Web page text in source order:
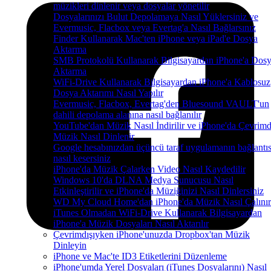
müzikleri dinlenir veya dosyalar yönetilir
Dosyalarınızı Bulut Depolamaya Nasıl Yüklersiniz ve
Evermusic, Flacbox veya Evertag'a Nasıl Bağlarsınız
Finder Kullanarak Mac'ten iPhone veya iPad'e Dosya
Aktarma
SMB Protokolü Kullanarak Bilgisayardan iPhone'a
Aktarma
WiFi-Drive Kullanarak Bilgisayardan iPhone'a Kablosuz
Dosya Aktarımı Nasıl Yapılır
Evermusic, Flacbox, Evertag'den Bluesound VAULT'un
dahili depolama alanına nasıl bağlanılır
YouTube'dan Müzik Nasıl İndirilir ve iPhone'da
Müzik Nasıl Dinlenir
Google hesabınızdan üçüncü taraf uygulamanın
nasıl kesersiniz
iPhone'da Müzik Çalarken Video Nasıl Kaydedilir
Windows 10'da DLNA Medya Sunucusu Nasıl
Etkinleştirilir ve iPhone'da Müziğinizi Nasıl Dinlersiniz
WD My Cloud Home'dan iPhone'da Müzik Nasıl Çalınır
iTunes Olmadan WiFi-Drive Kullanarak Bilgisayardan
iPhone'a Müzik Dosyaları Nasıl Aktarılır
Çevrimdışıyken iPhone'unuzda Dropbox'tan Müzik
Dinleyin
iPhone ve Mac'te ID3 Etiketlerini Düzenleme
iPhone'umda Yerel Dosyaları (iTunes Dosyalarını) Nasıl